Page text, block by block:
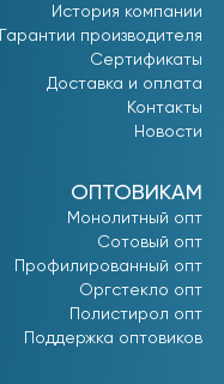
История компании
Гарантии производителя
Сертификаты
Доставка и оплата
Контакты
Новости
ОПТОВИКАМ
Монолитный опт
Сотовый опт
Профилированный опт
Оргстекло опт
Полистирол опт
Поддержка оптовиков